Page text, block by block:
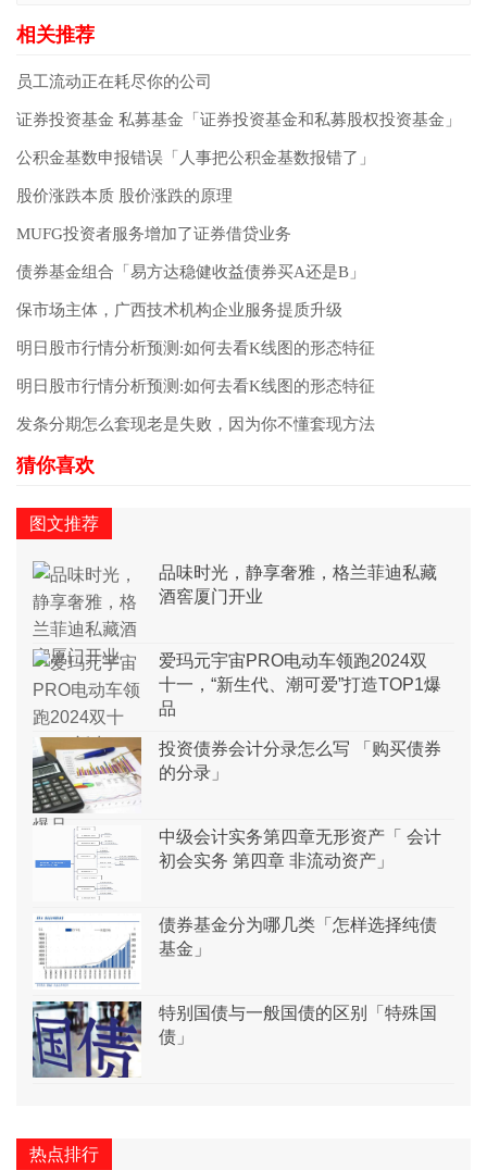
员工流动正在耗尽你的公司
证券投资基金 私募基金「证券投资基金和私募股权投资基金」
公积金基数申报错误「人事把公积金基数报错了」
股价涨跌本质 股价涨跌的原理
MUFG投资者服务增加了证券借贷业务
债券基金组合「易方达稳健收益债券买A还是B」
保市场主体，广西技术机构企业服务提质升级
明日股市行情分析预测:如何去看K线图的形态特征
明日股市行情分析预测:如何去看K线图的形态特征
发条分期怎么套现老是失败，因为你不懂套现方法
图文推荐
品味时光，静享奢雅，格兰菲迪私藏
酒窖厦门开业
爱玛元宇宙PRO电动车领跑2024双
十一，“新生代、潮可爱”打造TOP1爆
品
投资债券会计分录怎么写 「购买债券
的分录」
中级会计实务第四章无形资产「 会计
初会实务 第四章 非流动资产」
债券基金分为哪几类「怎样选择纯债
基金」
特别国债与一般国债的区别「特殊国
债」
热点排行